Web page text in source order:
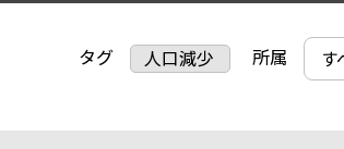
タグ 人口減少 所属